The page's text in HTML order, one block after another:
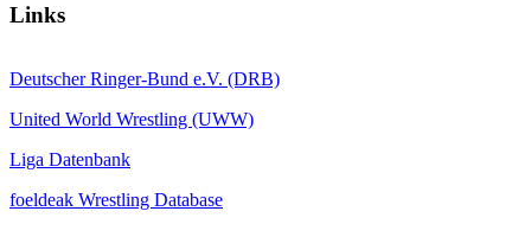
Links
Deutscher Ringer-Bund e.V. (DRB)
United World Wrestling (UWW)
Liga Datenbank
foeldeak Wrestling Database